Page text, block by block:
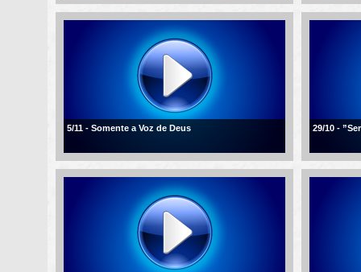
5/11 - Somente a Voz de Deus 29/10 -